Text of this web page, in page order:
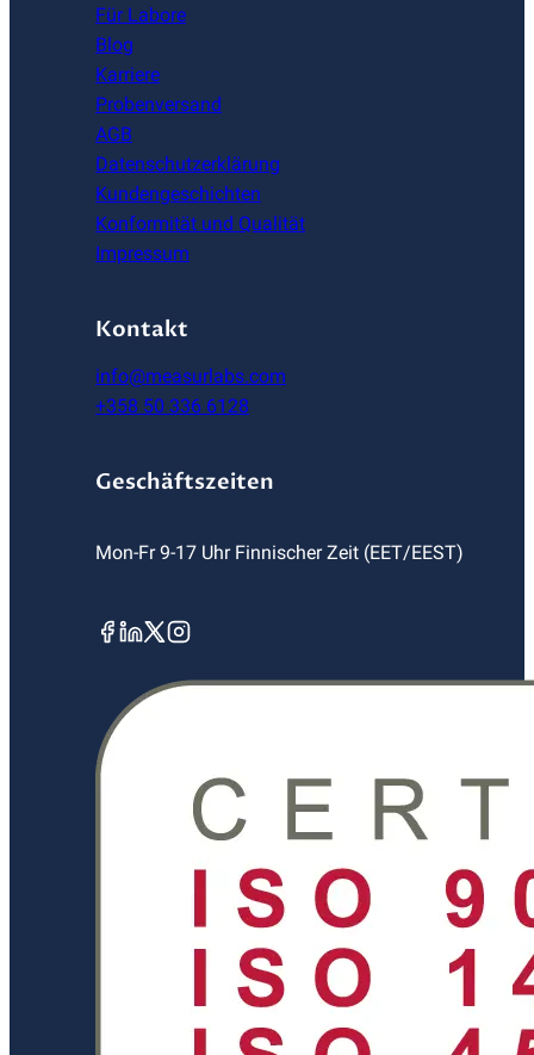
Für Labore
Blog
Karriere
Probenversand
AGB
Datenschutzerklärung
Kundengeschichten
Konformität und Qualität
Impressum
Kontakt
info@measurlabs.com
+358 50 336 6128
Geschäftszeiten
Mon-Fr 9-17 Uhr Finnischer Zeit (EET/EEST)